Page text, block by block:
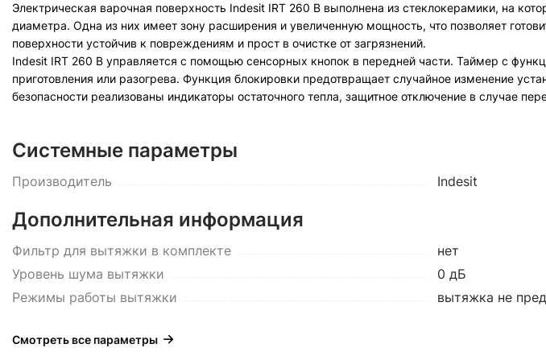
Электрическая варочная поверхность Indesit IRT 260 B выполнена из стеклокерамики, на
диаметра. Одна из них имеет зону расширения и увеличенную мощность, что позволяет
поверхности устойчив к повреждениям и прост в очистке от загрязнений.
Indesit IRT 260 B управляется с помощью сенсорных кнопок в передней части. Таймер с
приготовления или разогрева. Функция блокировки предотвращает случайное изменение
безопасности реализованы индикаторы остаточного тепла, защитное отключение в случае
Системные параметры
Производитель Indesit
Дополнительная информация
Фильтр для вытяжки в комплекте
нет
Уровень шума вытяжки
0 дБ
Режимы работы вытяжки
вытяжка не
Смотреть все параметры